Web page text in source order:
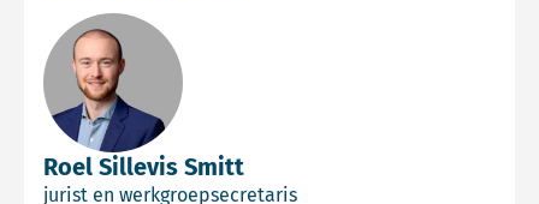
Roel Sillevis Smitt
jurist en werkgroepsecretaris